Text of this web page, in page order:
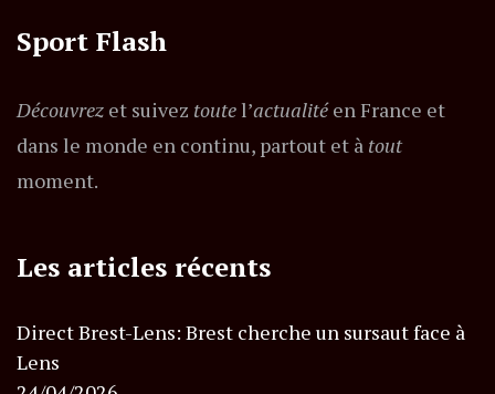
Sport Flash
Découvrez et suivez toutel’actualitéen France et
dans le monde en continu, partout et à tout
moment.
Les articles récents
Direct Brest-Lens: Brest cherche un sursaut face à
Lens